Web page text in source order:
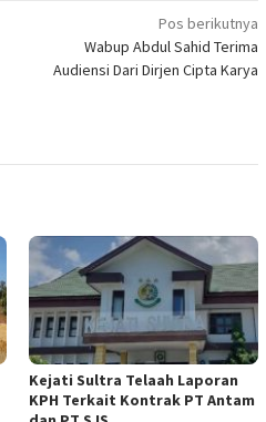
Pos berikutnya
Wabup Abdul Sahid Terima
Audiensi Dari Dirjen Cipta Karya
Kejati Sultra Telaah Laporan
KPH Terkait Kontrak PT Antam